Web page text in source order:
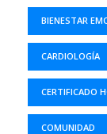
BIENESTAR
CARDIOLOGÍA
CERTIFICADO
COMUNIDAD